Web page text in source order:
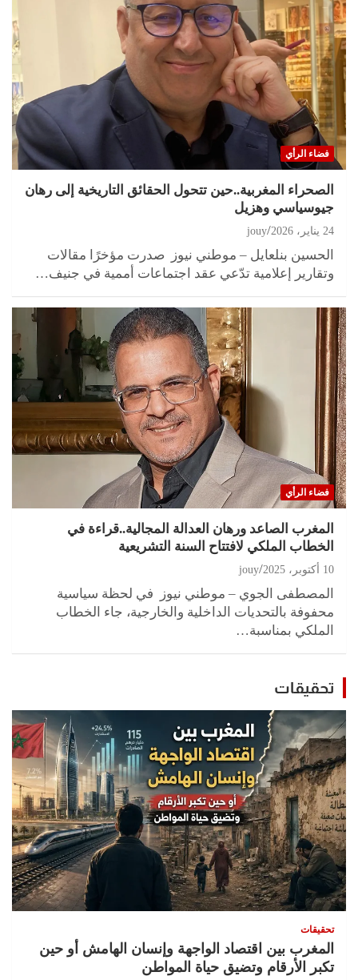
فضاء الرأي
الصحراء المغربية..حين تتحول الحقائق التاريخية إلى رهان
جيوسياسي وهزيل
24 يناير، 2026 jouy
الحسين بنلعايل – موطني نيوز صدرت مؤخرًا مقالات
وتقارير إعلامية تدّعي عقد اجتماعات أممية في جنيف…
فضاء الرأي
المغرب الصاعد ورهان العدالة المجالية..قراءة في
الخطاب الملكي لافتتاح السنة التشريعية
10 أكتوبر، 2025 jouy
المصطفى الجوي – موطني نيوز في لحظة سياسية
محفوفة بالتحديات الداخلية والخارجية، جاء الخطاب
الملكي بمناسبة…
تحقيقات
تحقيقات
المغرب بين اقتصاد الواجهة وإنسان الهامش أو حين
تكبر الأرقام وتضيق حياة المواطن